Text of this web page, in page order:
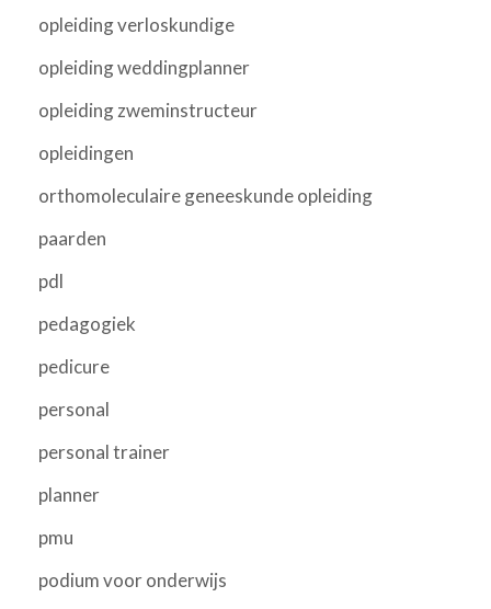
opleiding verloskundige
opleiding weddingplanner
opleiding zweminstructeur
opleidingen
orthomoleculaire geneeskunde opleiding
paarden
pdl
pedagogiek
pedicure
personal
personal trainer
planner
pmu
podium voor onderwijs